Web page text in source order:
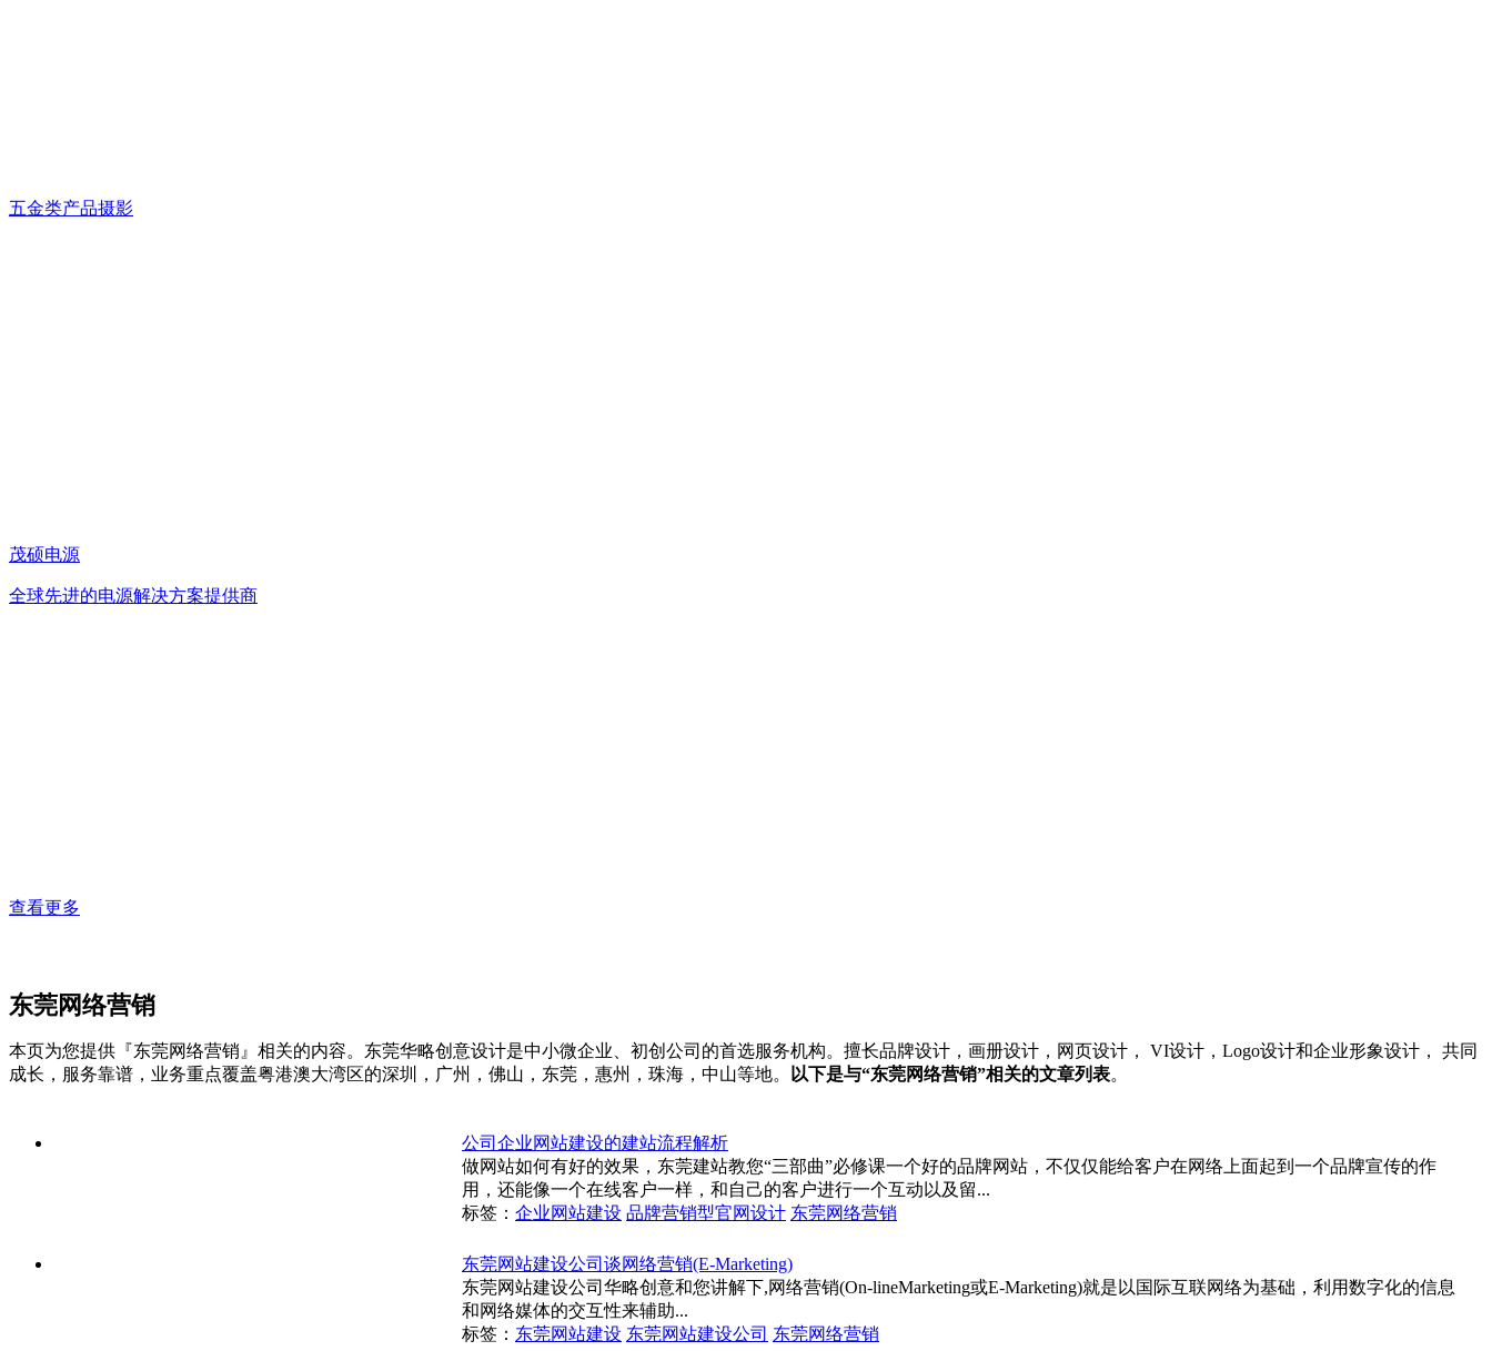
五金类产品摄影
茂硕电源
全球先进的电源解决方案提供商
查看更多
东莞网络营销
本页为您提供『东莞网络营销』相关的内容。东莞华略创意设计是中小微企业、初创公司的首选服务机构。擅长品牌设计，画册设计，网页设计， VI设计，Logo设计和企业形象设计， 共同
成长，服务靠谱，业务重点覆盖粤港澳大湾区的深圳，广州，佛山，东莞，惠州，珠海，中山等地。
以下是与“东莞网络营销”相关的文章列表。
公司企业网站建设的建站流程解析
做网站如何有好的效果，东莞建站教您“三部曲”必修课一个好的品牌网站，不仅仅能给客户在网络上面起到一个品牌宣传的作
用，还能像一个在线客户一样，和自己的客户进行一个互动以及留...
标签： 企业网站建设 品牌营销型官网设计 东莞网络营销
东莞网站建设公司谈网络营销(E-Marketing)
东莞网站建设公司华略创意和您讲解下,网络营销(On-lineMarketing或E-Marketing)就是以国际互联网络为基础，利用数字化的信息
和网络媒体的交互性来辅助...
标签： 东莞网站建设 东莞网站建设公司 东莞网络营销